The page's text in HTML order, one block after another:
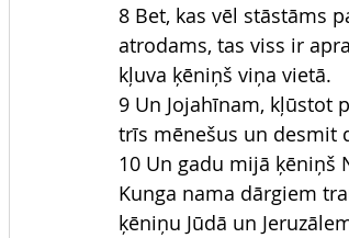
8 Bet, kas vēl stāstāms
atrodams, tas viss ir
kļuva ķēniņš viņa vietā.
9 Un Jojahīnam, kļūstot
trīs mēnešus un desmit
10 Un gadu mijā ķēniņš
Kunga nama dārgiem
ķēniņu Jūdā un